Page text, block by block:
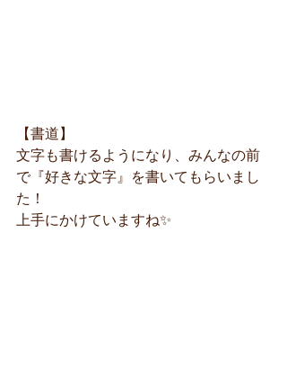
【書道】
文字も書けるようになり、みんなの前
で『好きな文字』を書いてもらいまし
た！
上手にかけていますね✨